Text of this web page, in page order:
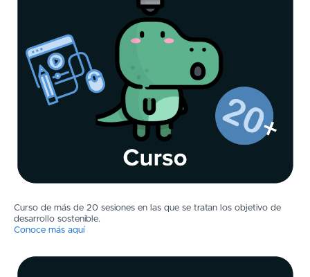
Curso de más de 20 sesiones en las que se tratan los objetivo de
desarrollo sostenible.
Conoce más aquí